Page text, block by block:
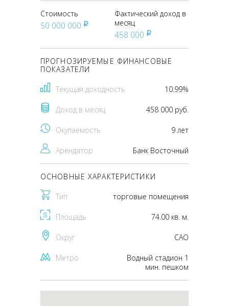
Стоимость
50 000 000 pуб
Фактический доход в
месяц
458 000 pуб
ПРОГНОЗИРУЕМЫЕ ФИНАНСОВЫЕ
ПОКАЗАТЕЛИ
Текущая доходность 10.99%
Доход в месяц 458 000 руб.
Окупаемость 9 лет
Арендатор Банк Восточный
ОСНОВНЫЕ ХАРАКТЕРИСТИКИ
Тип торговые помещения
Площадь 74.00 кв. м.
Округ CАО
Метро
Водный стадион 1
мин. пешком